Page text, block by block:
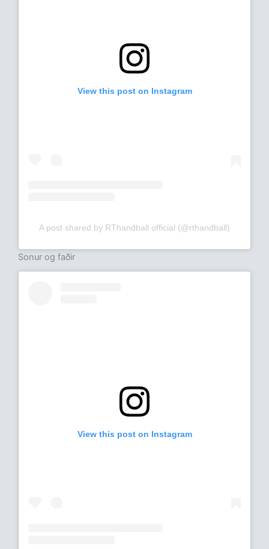
View this post on Instagram
A post shared by RThandball official (@rthandball)
Sonur og faðir
View this post on Instagram